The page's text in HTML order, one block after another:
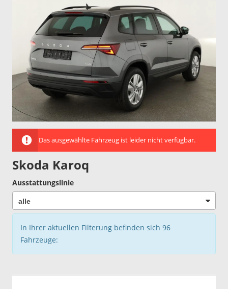
Das ausgewählte Fahrzeug ist leider nicht verfügbar.
Skoda Karoq
Ausstattungslinie
In Ihrer aktuellen Filterung befinden sich 96
Fahrzeuge: